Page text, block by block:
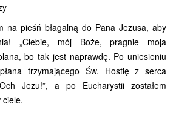
pieśń błagalną do Pana Jezusa, aby
„Ciebie, mój Boże, pragnie moja
bo tak jest naprawdę. Po uniesieniu
trzymającego Św. Hostię z serca
Jezu!”, a po Eucharystii zostałem
ciele.